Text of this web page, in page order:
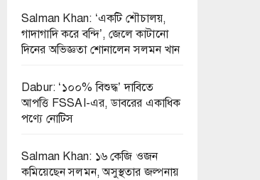
Salman Khan: ‘একটি শৌচালয়,
গাদাগাদি করে বন্দি’, জেলে কাটানো
দিনের অভিজ্ঞতা শোনালেন সলমন খান
Dabur: ‘১০০% বিশুদ্ধ’ দাবিতে
আপত্তি FSSAI-এর, ডাবরের একাধিক
পণ্যে নোটিস
Salman Khan: ১৬ কেজি ওজন
কমিয়েছেন সলমন, অসুস্থতার জল্পনায়